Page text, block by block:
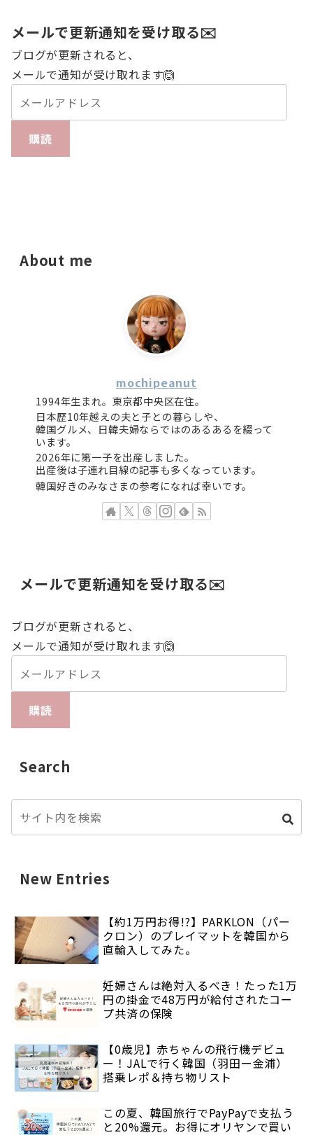
メールで更新通知を受け取る✉️
ブログが更新されると、
メールで通知が受け取れます🙆
購読
About me
mochipeanut
1994年生まれ。東京都中央区在住。
日本歴10年越えの夫と子との暮らしや、
韓国グルメ、日韓夫婦ならではのあるあるを綴って
います。
2026年に第一子を出産しました。
出産後は子連れ目線の記事も多くなっています。
韓国好きのみなさまの参考になれば幸いです。
メールで更新通知を受け取る✉️
ブログが更新されると、
メールで通知が受け取れます🙆
購読
Search
New Entries
【約1万円お得!?】PARKLON（パー
クロン）のプレイマットを韓国から
直輸入してみた。
妊婦さんは絶対入るべき！たった1万
円の掛金で48万円が給付されたコー
プ共済の保険
【0歳児】赤ちゃんの飛行機デビュ
ー！JALで行く韓国（羽田ー金浦）
搭乗レポ＆持ち物リスト
この夏、韓国旅行でPayPayで支払う
と20%還元。お得にオリヤンで買い